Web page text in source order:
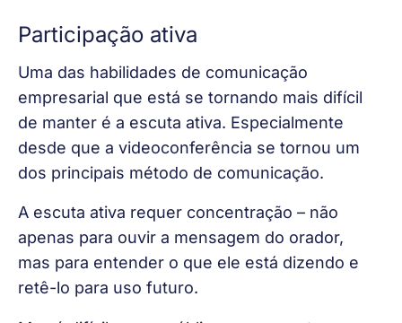
Participação ativa
Uma das habilidades de comunicação
empresarial que está se tornando mais difícil
de manter é a escuta ativa. Especialmente
desde que a videoconferência se tornou um
dos principais método de comunicação.
A escuta ativa requer concentração – não
apenas para ouvir a mensagem do orador,
mas para entender o que ele está dizendo e
retê-lo para uso futuro.